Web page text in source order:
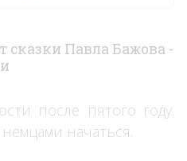
сказки Павла Бажова -
после пятого году.
начаться.